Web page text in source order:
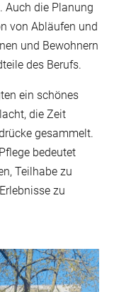
Auch die Planung
von Abläufen und
und Bewohnern
des Berufs.
ein schönes
die Zeit
gesammelt.
bedeutet
Teilhabe zu
zu